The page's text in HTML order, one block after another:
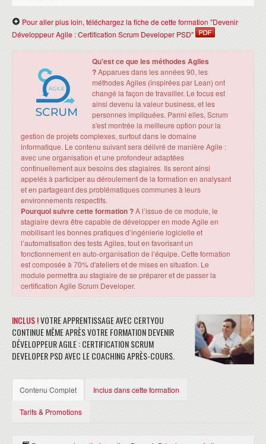
Pour aller plus loin, téléchargez la fiche de cette formation "Devenir
Développeur Agile : Certification Scrum Developer PSD"
Qu'est ce que les méthodes Agiles
?Apparues dans les années 90, les
méthodes Agiles (inspirées par Lean) ont
changé la façon de travailler. Le focus est
ainsi devenu la valeur business, et les
personnes impliquées. Parmi elles, Scrum
s'est montrée la meilleure option pour la
gestion de projets complexes, surtout dans le domaine
informatique. Le contenu suivant sera délivré de manière Agile :
avec une organisation et une profondeur adaptées
continuellement aux besoins des stagiaires. Ils seront ainsi
appelés à participer au déroulement de la formation en analysant
et en partageant des problématiques communes à leurs
environnements respectifs.
Pourquoi suivre cette formation ?A l’issue de ce module, le
stagiaire devra être capable de développer en mode Agile en
mobilisant les bonnes pratiques d’ingénierie logicielle et
l’automatisation des tests Agiles, tout en favorisant un
fonctionnement en auto-organisation de l’équipe. Cette formation
est composée à 70% d'ateliers et de mises en situation. Le
module permettra au stagiaire de se préparer et de passer la
certification Agile Scrum Developer.
INCLUS !VOTRE APPRENTISSAGE AVEC CERTYOU
CONTINUE MÊME APRÈS VOTRE FORMATION DEVENIR
DÉVELOPPEUR AGILE : CERTIFICATION SCRUM
DEVELOPER PSD AVEC LE COACHING APRÈS-COURS.
Contenu Complet Inclus dans cette formation
Tarifs & Promotions